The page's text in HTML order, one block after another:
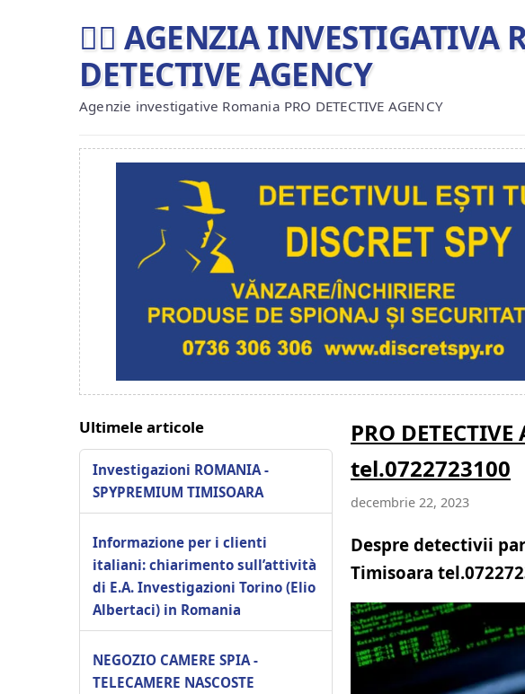
🕵️‍♂ AGENZIA INVESTIGATIVA
DETECTIVE AGENCY
Agenzie investigative Romania PRO DETECTIVE AGENCY
Ultimele articole
Investigazioni ROMANIA -
SPYPREMIUM TIMISOARA
Informazione per i clienti
italiani: chiarimento sull’attività
di E.A. Investigazioni Torino (Elio
Albertaci) in Romania
NEGOZIO CAMERE SPIA -
TELECAMERE NASCOSTE
PRO
tel.0722723100
decembrie 22, 2023
Despre detectivii
Timisoara